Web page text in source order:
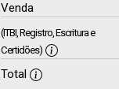
Venda
(ITBI, Registro, Escritura e
Certidões)
Total